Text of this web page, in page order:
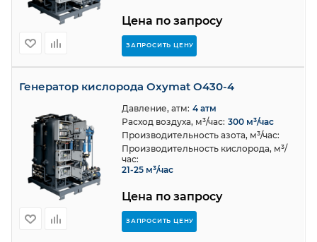
Цена по запросу
ЗАПРОСИТЬ ЦЕНУ
Генератор кислорода Oxymat O430-4
Цена по запросу
ЗАПРОСИТЬ ЦЕНУ
Давление, атм: 4 атм
Расход воздуха, м³/час: 300 м³/час
Производительность азота, м³/час:
Производительность кислорода, м³/
час:
21-25 м³/час